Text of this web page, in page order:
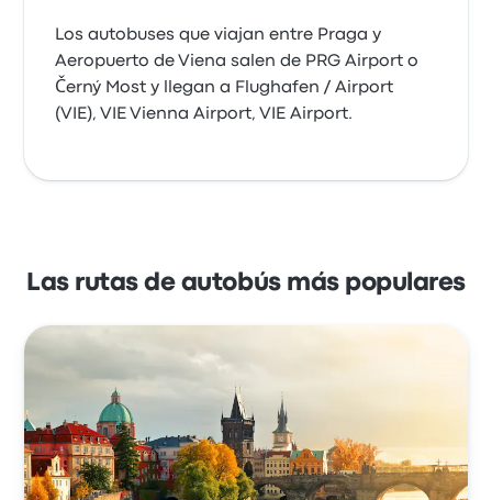
Los autobuses que viajan entre Praga y
Aeropuerto de Viena salen de PRG Airport o
Černý Most y llegan a Flughafen / Airport
(VIE), VIE Vienna Airport, VIE Airport.
Las rutas de autobús más populares